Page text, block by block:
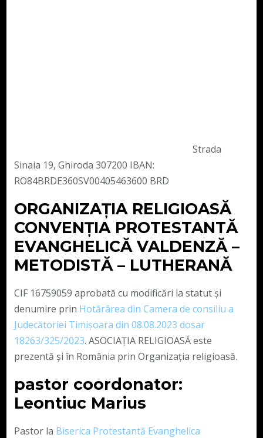
Strada
Sinaia 19, Ghiroda 307200 IBAN:
RO84BRDE360SV00405463600 BRD
ORGANIZAȚIA RELIGIOASĂ
CONVENŢIA PROTESTANTĂ
EVANGHELICĂ VALDENZĂ –
METODISTĂ – LUTHERANĂ
CIF 16759059 aprobată cu modificări la statut și
denumire prin Hotărârea din Camera de consiliu a
Judecătoriei Timișoara din 08.08.2023 dosar
18263/325/2023. ASOCIAȚIA RELIGIOASĂ este
prezentă și în România prin Organizația religioasă.
pastor coordonator:
Leontiuc Marius
Pastor la Biserica Protestantă Evanghelica